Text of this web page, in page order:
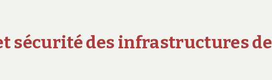
sécurité des infrastructures de